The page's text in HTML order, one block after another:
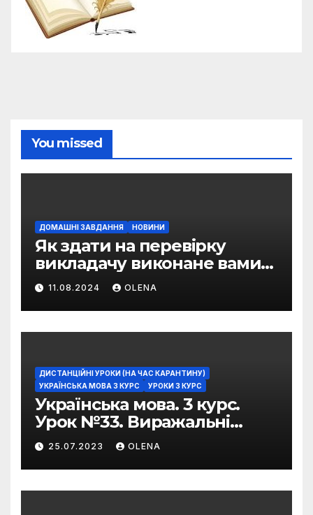
You missed
ДОМАШНІ ЗАВДАННЯ НОВИНИ
Як здати на перевірку
викладачу виконане вами
домашнє завдання
11.08.2024 OLENA
ДИСТАНЦІЙНІ УРОКИ (НА ЧАС КАРАНТИНУ)
УКРАЇНСЬКА МОВА 3 КУРС
УРОКИ 3 КУРС
Українська мова. 3 курс.
Урок №33. Виражальні
можливості фразеологізмів
25.07.2023 OLENA